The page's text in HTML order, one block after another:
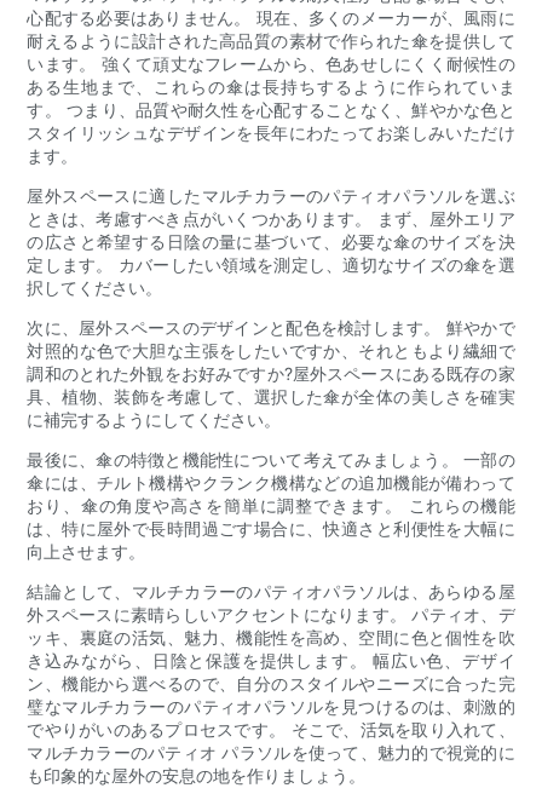
心配する必要はありません。 現在、多くのメーカーが、風雨に
耐えるように設計された高品質の素材で作られた傘を提供して
います。 強くて頑丈なフレームから、色あせしにくく耐候性の
ある生地まで、これらの傘は長持ちするように作られていま
す。 つまり、品質や耐久性を心配することなく、鮮やかな色と
スタイリッシュなデザインを長年にわたってお楽しみいただけ
ます。
屋外スペースに適したマルチカラーのパティオパラソルを選ぶ
ときは、考慮すべき点がいくつかあります。 まず、屋外エリア
の広さと希望する日陰の量に基づいて、必要な傘のサイズを決
定します。 カバーしたい領域を測定し、適切なサイズの傘を選
択してください。
次に、屋外スペースのデザインと配色を検討します。 鮮やかで
対照的な色で大胆な主張をしたいですか、それともより繊細で
調和のとれた外観をお好みですか?屋外スペースにある既存の家
具、植物、装飾を考慮して、選択した傘が全体の美しさを確実
に補完するようにしてください。
最後に、傘の特徴と機能性について考えてみましょう。 一部の
傘には、チルト機構やクランク機構などの追加機能が備わって
おり、傘の角度や高さを簡単に調整できます。 これらの機能
は、特に屋外で長時間過ごす場合に、快適さと利便性を大幅に
向上させます。
結論として、マルチカラーのパティオパラソルは、あらゆる屋
外スペースに素晴らしいアクセントになります。 パティオ、デ
ッキ、裏庭の活気、魅力、機能性を高め、空間に色と個性を吹
き込みながら、日陰と保護を提供します。 幅広い色、デザイ
ン、機能から選べるので、自分のスタイルやニーズに合った完
璧なマルチカラーのパティオパラソルを見つけるのは、刺激的
でやりがいのあるプロセスです。 そこで、活気を取り入れて、
マルチカラーのパティオ パラソルを使って、魅力的で視覚的に
も印象的な屋外の安息の地を作りましょう。